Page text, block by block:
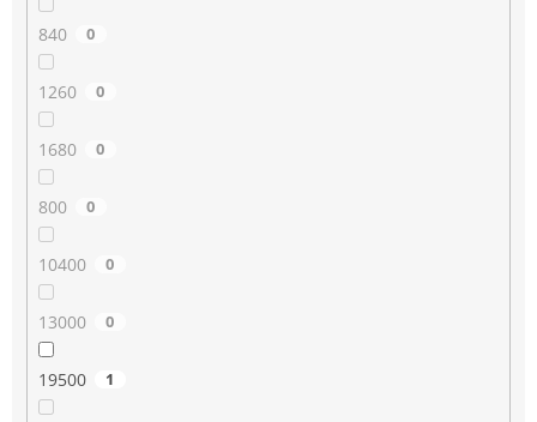
840 0
1260 0
1680 0
800 0
10400 0
13000 0
19500 1